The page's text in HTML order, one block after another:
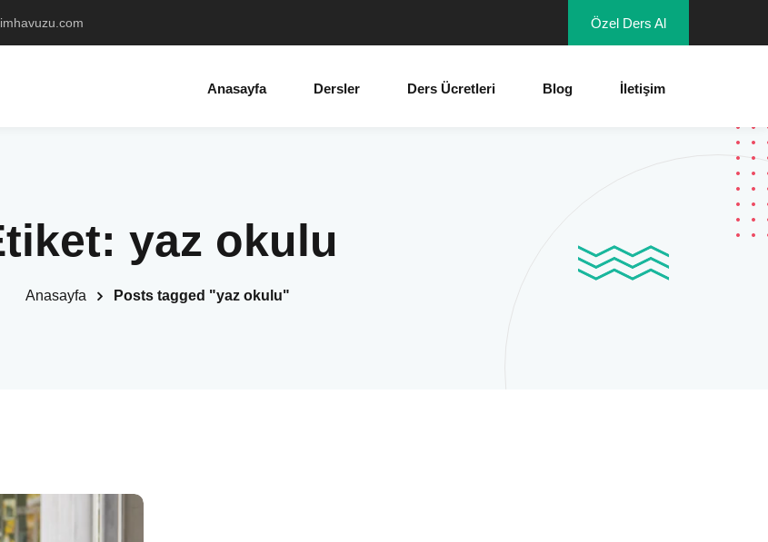
Özel Ders Al
Anasayfa Dersler Ders Ücretleri Blog İletişim
yaz okulu
Anasayfa Posts tagged "yaz okulu"